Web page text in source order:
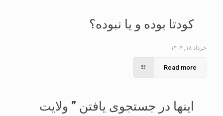
کودتا بوده و یا نبوده؟
خرداد ۱۸, ۱۴۰۴
Read more
اینها در جستجوی یافتن ” ولایت